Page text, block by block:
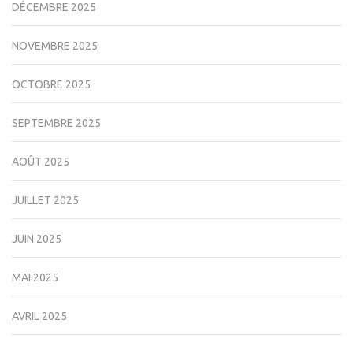
DÉCEMBRE 2025
NOVEMBRE 2025
OCTOBRE 2025
SEPTEMBRE 2025
AOÛT 2025
JUILLET 2025
JUIN 2025
MAI 2025
AVRIL 2025